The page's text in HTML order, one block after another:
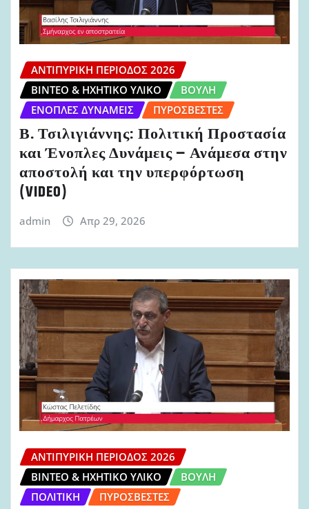
ΑΝΤΙΠΥΡΙΚΉ ΠΕΡΊΟΔΟΣ 2026
ΒΊΝΤΕΟ & ΗΧΗΤΙΚΌ ΥΛΙΚΌ
ΒΟΥΛΉ
ΈΝΟΠΛΕΣ ΔΥΝΆΜΕΙΣ
ΠΥΡΟΣΒΈΣΤΕΣ
Β. Τσιλιγιάννης: Πολιτική Προστασία
και Ένοπλες Δυνάμεις – Ανάμεσα στην
αποστολή και την υπερφόρτωση
(VIDEO)
admin Απρ 29, 2026
ΑΝΤΙΠΥΡΙΚΉ ΠΕΡΊΟΔΟΣ 2026
ΒΊΝΤΕΟ & ΗΧΗΤΙΚΌ ΥΛΙΚΌ
ΒΟΥΛΉ
ΠΟΛΙΤΙΚΉ
ΠΥΡΟΣΒΈΣΤΕΣ